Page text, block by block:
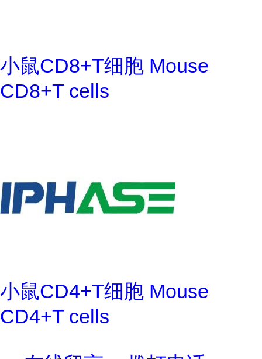
小鼠CD8+T细胞 Mouse
CD8+T cells
小鼠CD4+T细胞 Mouse
CD4+T cells